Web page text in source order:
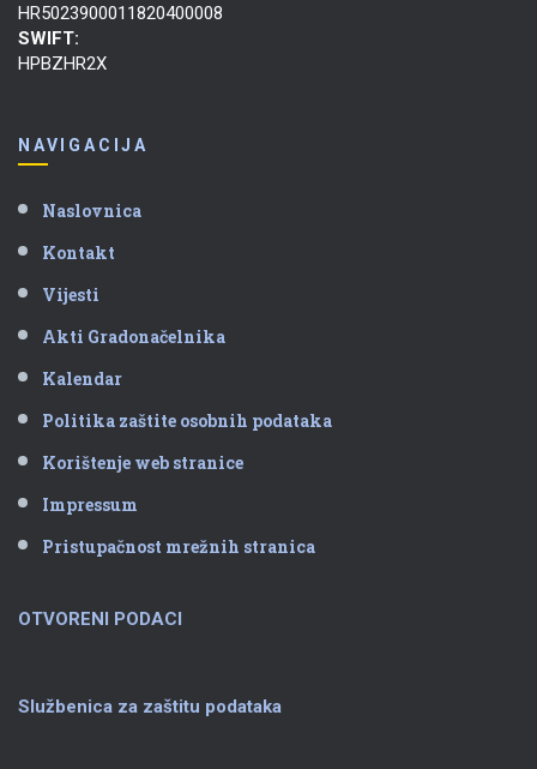
HR5023900011820400008
SWIFT:
HPBZHR2X
NAVIGACIJA
Naslovnica
Kontakt
Vijesti
Akti Gradonačelnika
Kalendar
Politika zaštite osobnih podataka
Korištenje web stranice
Impressum
Pristupačnost mrežnih stranica
OTVORENI PODACI
Službenica za zaštitu podataka